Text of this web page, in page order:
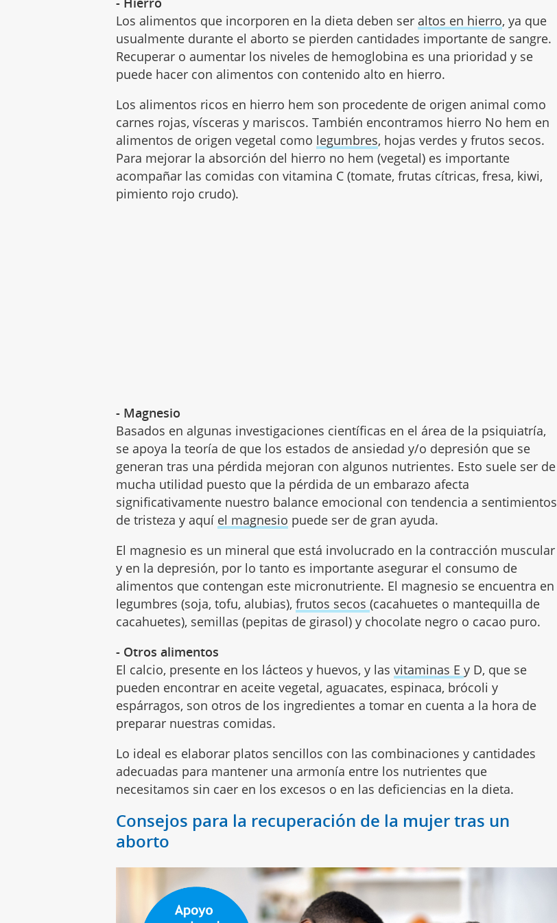
Los alimentos que incorporen en la dieta deben ser altos en hierro, ya que
usualmente durante el aborto se pierden cantidades importante de sangre.
Recuperar o aumentar los niveles de hemoglobina es una prioridad y se
puede hacer con alimentos con contenido alto en hierro.
Los alimentos ricos en ​hierro hem son procedente de origen animal como
carnes rojas, vísceras y mariscos. También encontramos ​hierro No hem en
alimentos de origen vegetal como legumbres, hojas verdes y frutos secos.
Para mejorar la absorción del hierro no hem (vegetal) es importante
acompañar las comidas con vitamina C (tomate, frutas cítricas, fresa, kiwi,
pimiento rojo crudo).
- Magnesio
Basados en algunas investigaciones científicas en el área de la psiquiatría,
se apoya la teoría de que los estados de ansiedad y/o depresión que se
generan tras una pérdida mejoran con algunos nutrientes. Esto suele ser de
mucha utilidad puesto que la pérdida de un embarazo afecta
significativamente nuestro balance emocional con tendencia a sentimientos
de tristeza y aquí el magnesio puede ser de gran ayuda.
El magnesio es un mineral que está involucrado en la contracción muscular
y en la depresión, por lo tanto es importante asegurar el consumo de
alimentos que contengan este micronutriente. El magnesio se encuentra en
legumbres (soja, tofu, alubias),frutos secos(cacahuetes o mantequilla de
cacahuetes), semillas (pepitas de girasol) y chocolate negro o cacao puro.
- Otros alimentos
El calcio, presente en los lácteos y huevos, y lasvitaminas Ey D, que se
pueden encontrar en aceite vegetal, aguacates, espinaca, brócoli y
espárragos, son otros de los ingredientes a tomar en cuenta a la hora de
preparar nuestras comidas.
Lo ideal es elaborar platos sencillos con las combinaciones y cantidades
adecuadas para mantener una armonía entre los nutrientes que
necesitamos sin caer en los excesos o en las deficiencias en la dieta.
Consejos para la recuperación de la mujer tras un
aborto